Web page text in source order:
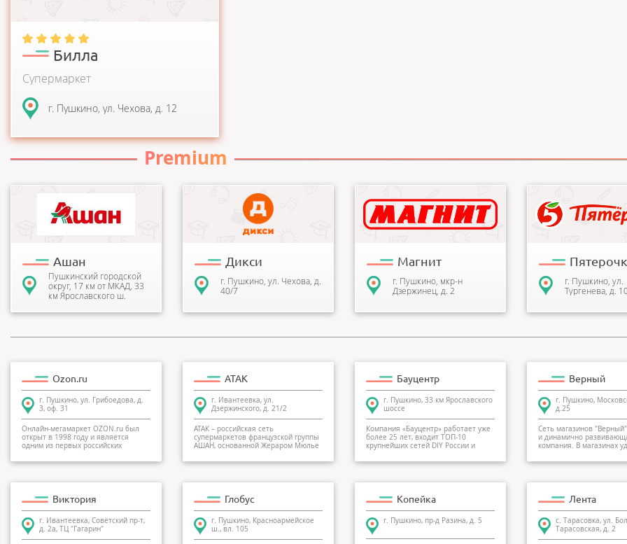
Билла
Супермаркет
г. Пушкино, ул. Чехова, д. 12
Premium
покупателей огромный
ассортимент самых
разнообразных товаров. Это
свеж...
Ашан
Пушкинский городской
округ, 17 км от МКАД, 33
км Ярославского ш.
ДИКСИ - российская компания,
владеющая крупной
продовольственной
розничной сетью. Каждую
Дикси
г. Пушкино, ул. Чехова, д.
40/7
Сеть магазинов «Магнит» -
ведущая розничная сеть по
торговле продуктами питания
в России. Розн...
Магнит
г. Пушкино, мкр-н
Дзержинец, д. 2
продуктовых
дома», широко
среди покупателей, о...
г. Пушкино, ул.
Тургенева, д.
Ozon.ru
г. Пушкино, ул. Грибоедова, д.
3, оф. 31
Онлайн-мегамаркет OZON.ru был
открыт в 1998 году и является
одним из первых российских
АТАК
г. Ивантеевка, ул.
Дзержинского, д. 21/2
АТАК – российская сеть
супермаркетов французской группы
АШАН, основанной Жераром Мюлье
Бауцентр
г. Пушкино, 33 км Ярославского
шоссе
Компания «Бауцентр» работает уже
более 25 лет, входит ТОП-10
крупнейших сетей DIY России и
Верный
г. Пушкино,
д.25
Сеть магазинов
и динамично
компания. В магазинах
Виктория
г. Ивантеевка, Советский пр-т,
д. 2а, ТЦ "Гагарин"
Глобус
г. Пушкино, Красноармейское
ш., вл. 105
Копейка
г. Пушкино, пр-д Разина, д. 5
Лента
с. Тарасовка, ул.
Тарасовская, д. 2